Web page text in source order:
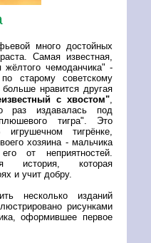
много достойных
Самая известная,
жёлтого чемоданчика" -
старому советскому
нравится другая
с хвостом",
раз издавалась под
тигра". Это
тигрёнке,
хозяина - мальчика
от неприятностей.
история, которая
и учит добру.
несколько изданий
рисунками
оформившее первое